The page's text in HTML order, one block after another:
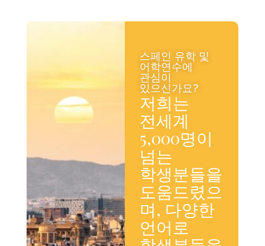
스페인 유학 및
어학연수에
관심이
있으신가요?
저희는
전세계
5,000명이
넘는
학생분들을
도움드렸으
며, 다양한
언어로